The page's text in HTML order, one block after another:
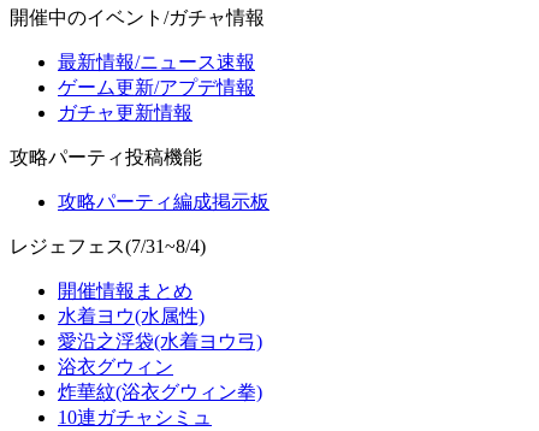
開催中のイベント/ガチャ情報
最新情報/ニュース速報
ゲーム更新/アプデ情報
ガチャ更新情報
攻略パーティ投稿機能
攻略パーティ編成掲示板
レジェフェス(7/31~8/4)
開催情報まとめ
水着ヨウ(水属性)
愛沿之浮袋(水着ヨウ弓)
浴衣グウィン
炸華紋(浴衣グウィン拳)
10連ガチャシミュ